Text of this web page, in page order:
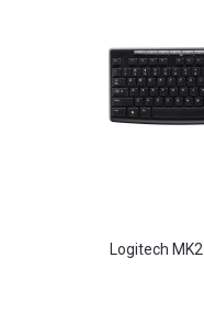
Logitech